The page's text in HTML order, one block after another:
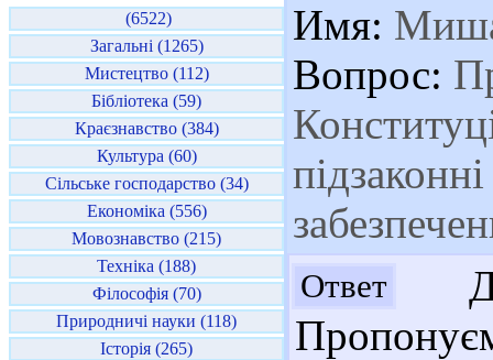
(6522)
Загальні (1265)
Мистецтво (112)
Бібліотека (59)
Краєзнавство (384)
Культура (60)
Сільське господарство (34)
Економіка (556)
Мовознавство (215)
Техніка (188)
Філософія (70)
Природничі науки (118)
Історія (265)
Имя:
Вопрос:
Ответ